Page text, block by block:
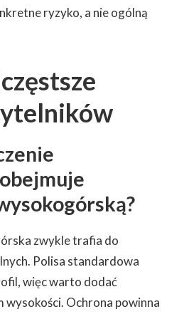
ryzyko, a nie ogólną
zwykle trafia do
Polisa standardowa
więc warto dodać
wysokości. Ochrona powinna